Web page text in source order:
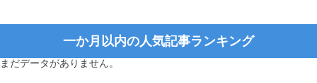
一か月以内の人気記事ランキング
まだデータがありません。